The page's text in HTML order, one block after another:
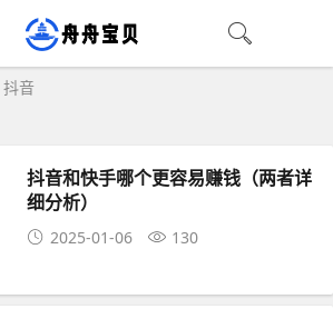
抖音
抖音和快手哪个更容易赚钱（两者详
细分析）
2025-01-06 130